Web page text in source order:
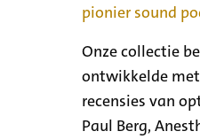
pionier sound
Onze collectie
ontwikkelde met
recensies van
Paul Berg,